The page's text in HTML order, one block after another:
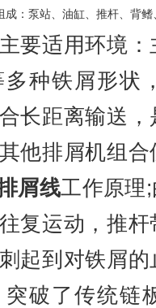
成：泵站、油缸、推杆、背
主要适用环境
种铁屑形状
长距离输送
他排屑机组
屑线工作原理
复运动，推
起到对铁屑
破了传统链